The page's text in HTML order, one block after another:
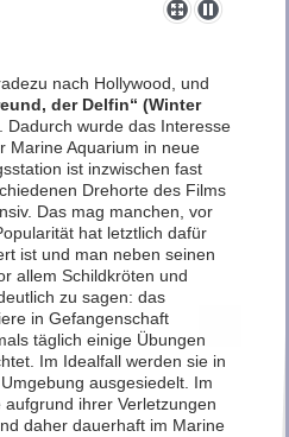
nach Hollywood, und
der Delfin“ (Winter
Dadurch wurde das Interesse
Marine Aquarium in neue
ist inzwischen fast
Drehorte des Films
Das mag manchen, vor
hat letztlich dafür
ist und man neben seinen
allem Schildkröten und
zu sagen: das
in Gefangenschaft
täglich einige Übungen
Im Idealfall werden sie in
ausgesiedelt. Im
ihrer Verletzungen
daher dauerhaft im Marine